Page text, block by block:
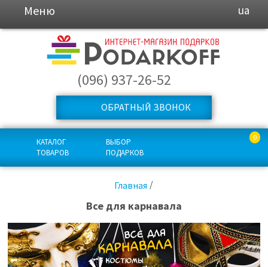
Меню ua
(096) 937-26-52
ОБРАТНЫЙ ЗВОНОК
КАТАЛОГ
ТОВАРОВ
ВЫБОР
ПОДАРКОВ
0
Главная
Все для карнавала